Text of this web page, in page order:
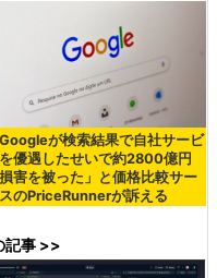
Googleが検索結果で自社サービ
優遇したせいで約2800億円
害を被った」と価格比較サー
のPriceRunnerが訴える
記事 >>